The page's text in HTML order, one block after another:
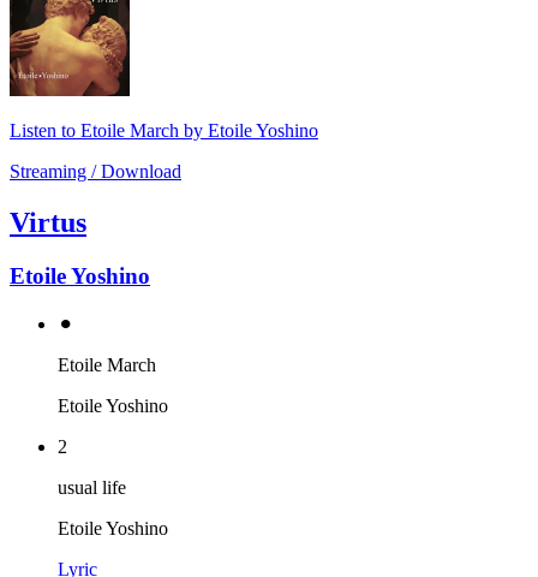
Listen to Etoile March by Etoile Yoshino
Streaming / Download
Virtus
Etoile Yoshino
⚫︎
Etoile March
Etoile Yoshino
2
usual life
Etoile Yoshino
Lyric